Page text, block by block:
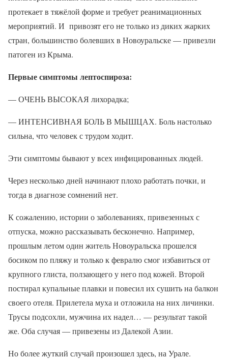
протекает в тяжёлой форме и требует реанимационных
мероприятий. И привозят его не только из диких жарких
стран, большинство болевших в Новоуральске — привезли
патоген из Крыма.
Первые симптомы лептоспироза:
— ОЧЕНЬ ВЫСОКАЯ лихорадка;
— ИНТЕНСИВНАЯ БОЛЬ В МЫШЦАХ. Боль настолько
сильна, что человек с трудом ходит.
Эти симптомы бывают у всех инфицированных людей.
Через несколько дней начинают плохо работать почки, и
тогда в диагнозе сомнений нет.
К сожалению, истории о заболеваниях, привезенных с
отпуска, можно рассказывать бесконечно. Например,
прошлым летом один житель Новоуральска прошелся
босиком по пляжу и только к февралю смог избавиться от
крупного глиста, ползающего у него под кожей. Второй
постирал купальные плавки и повесил их сушить на балкон
своего отеля. Прилетела муха и отложила на них личинки.
Трусы подсохли, мужчина их надел… — результат такой
же. Оба случая — привезены из Далекой Азии.
Но более жуткий случай произошел здесь, на Урале.